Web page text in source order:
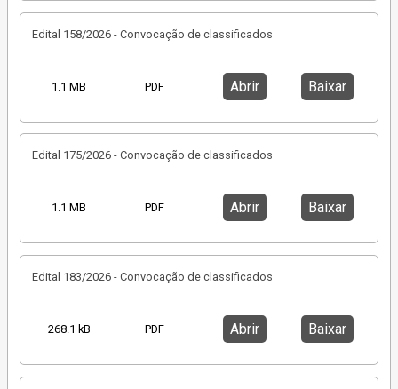
Edital 158/2026 - Convocação de classificados
1.1 MB PDF Abrir Baixar
Edital 175/2026 - Convocação de classificados
1.1 MB PDF Abrir Baixar
Edital 183/2026 - Convocação de classificados
268.1 kB PDF Abrir Baixar